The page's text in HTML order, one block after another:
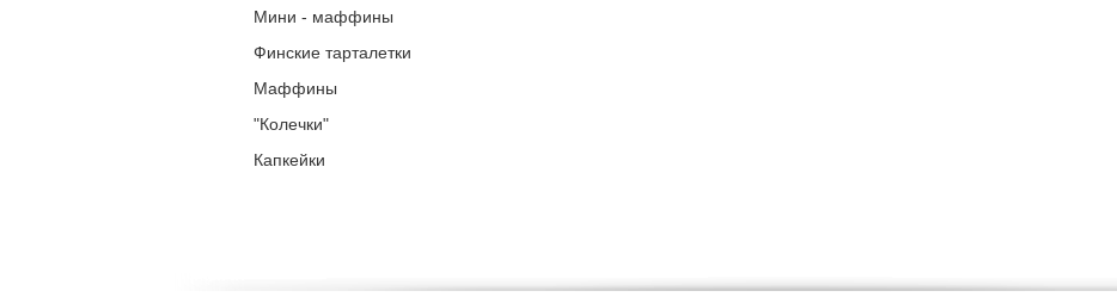
Мини - маффины
Финские тарталетки
Маффины
"Колечки"
Капкейки